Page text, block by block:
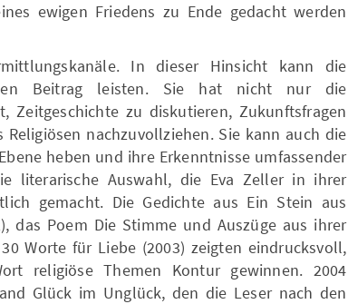
ewigen Friedens zu Ende gedacht werden
In dieser Hinsicht kann die
Beitrag leisten. Sie hat nicht nur die
Zeitgeschichte zu diskutieren, Zukunftsfragen
nachzuvollziehen. Sie kann auch die
heben und ihre Erkenntnisse umfassender
literarische Auswahl, die Eva Zeller in ihrer
gemacht. Die Gedichte aus Ein Stein aus
das Poem Die Stimme und Auszüge aus ihrer
Worte für Liebe (2003) zeigten eindrucksvoll,
religiöse Themen Kontur gewinnen. 2004
Glück im Unglück, den die Leser nach den